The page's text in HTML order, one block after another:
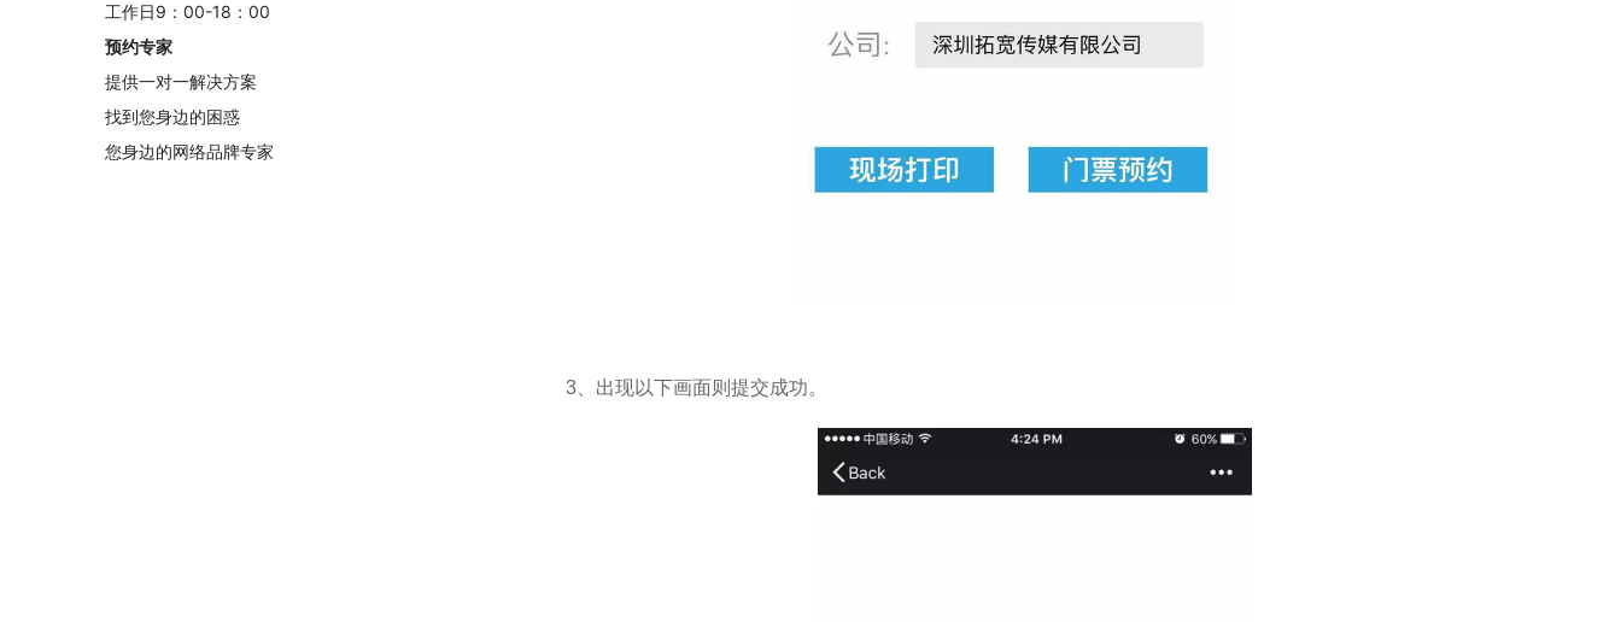
3、 出现以下画面则提交成功。
工作日9：00-18：00
预约专家
提供一对一解决方案
找到您身边的困惑
您身边的网络品牌专家